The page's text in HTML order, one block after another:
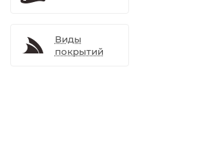
Виды
покрытий